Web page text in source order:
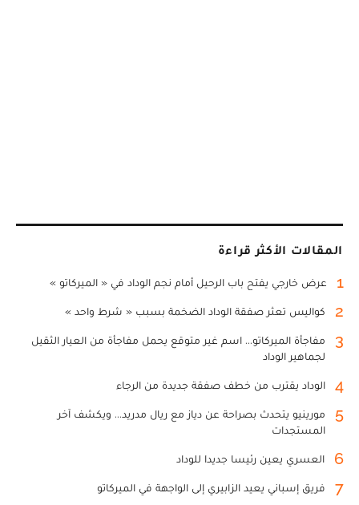
المقالات الأكثر قراءة
1 عرض خارجي يفتح باب الرحيل أمام نجم الوداد في « الميركاتو »
2 كواليس تعثر صفقة الوداد الضخمة بسبب « شرط واحد »
3
مفاجأة الميركاتو... اسم غير متوقع يحمل مفاجأة من العيار الثقيل
لجماهير الوداد
4 الوداد يقترب من خطف صفقة جديدة من الرجاء
5
مورينيو يتحدث بصراحة عن دياز مع ريال مدريد... ويكشف آخر
المستجدات
6 العسري يعين رئيسا جديدا للوداد
7 فريق إسباني يعيد الزابيري إلى الواجهة في الميركاتو